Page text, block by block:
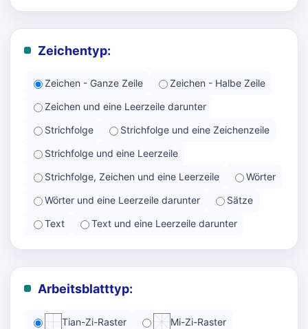
Zeichentyp:
Zeichen - Ganze Zeile
Zeichen - Halbe Zeile
Zeichen und eine Leerzeile darunter
Strichfolge
Strichfolge und eine Zeichenzeile
Strichfolge und eine Leerzeile
Strichfolge, Zeichen und eine Leerzeile
Wörter
Wörter und eine Leerzeile darunter
Sätze
Text
Text und eine Leerzeile darunter
Arbeitsblatttyp:
Tian-Zi-Raster Mi-Zi-Raster